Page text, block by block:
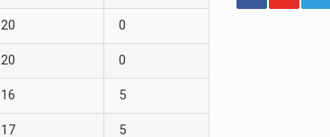
20 0
20 0
16 5
17 5